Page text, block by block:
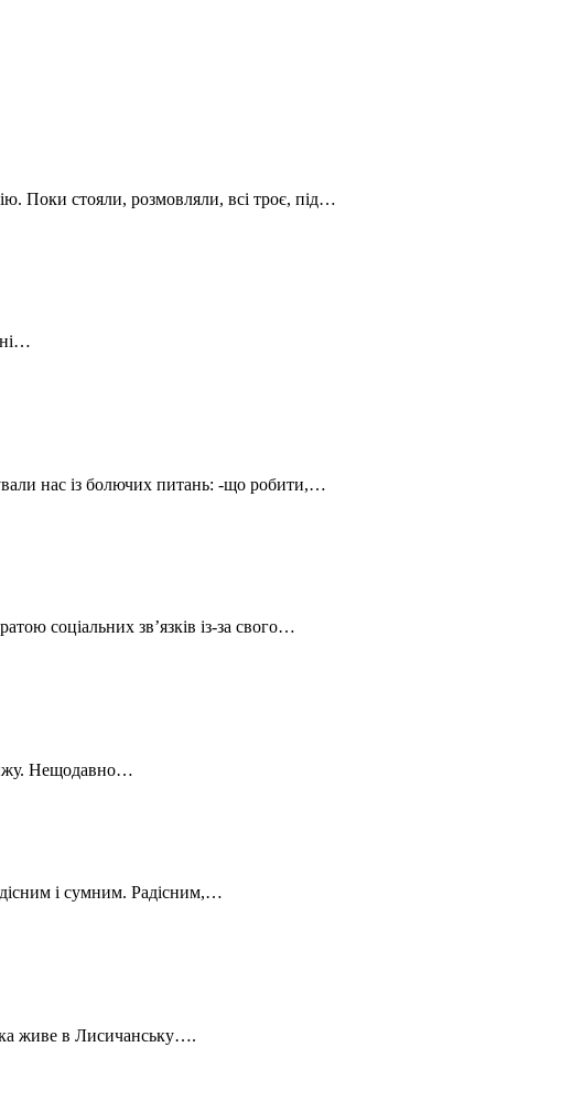
Поки стояли, розмовляли, всі троє, під…
нас із болючих питань: -що робити,…
соціальних зв’язків із-за свого…
Нещодавно…
і сумним. Радісним,…
живе в Лисичанську….